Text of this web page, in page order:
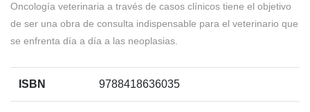
Oncología veterinaria a través de casos clínicos tiene el objetivo
de ser una obra de consulta indispensable para el veterinario que
se enfrenta día a día a las neoplasias.
ISBN 9788418636035